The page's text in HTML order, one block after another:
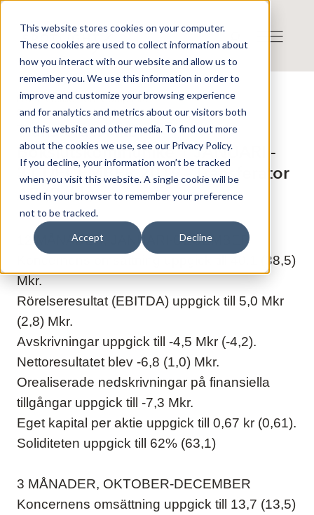
This website stores cookies on your computer.
These cookies are used to collect information about
how you interact with our website and allow us to
remember you. We use this information in order to
improve and customize your browsing experience
and for analytics and metrics about our visitors both
on this website and other media. To find out more
about the cookies we use, see our Privacy Policy.
If you decline, your information won’t be tracked
when you visit this website. A single cookie will be
used in your browser to remember your preference
not to be tracked.
Accept Decline
Press release from Companies
Publicerat: 2020-02-28 09:25:35
Transferator AB:
Bokslutskommuniké 1 JANUARI -
31 DECEMBER 2019 - Transferator
AB (Publ.)
12 MÅNADER, JANUARI-DECEMBER
Koncernens omsättning uppgick till 40,1 (38,5)
Mkr.
Rörelseresultat (EBITDA) uppgick till 5,0 Mkr
(2,8) Mkr.
Avskrivningar uppgick till -4,5 Mkr (-4,2).
Nettoresultatet blev -6,8 (1,0) Mkr.
Orealiserade nedskrivningar på finansiella
tillgångar uppgick till -7,3 Mkr.
Eget kapital per aktie uppgick till 0,67 kr (0,61).
Soliditeten uppgick till 62% (63,1)
3 MÅNADER, OKTOBER-DECEMBER
Koncernens omsättning uppgick till 13,7 (13,5)